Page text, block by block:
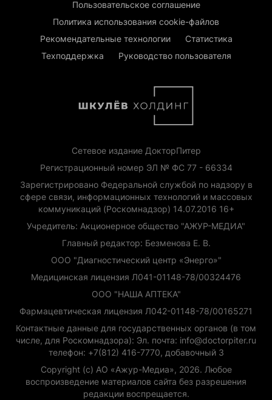
Пользовательское соглашение
Политика использования cookie-файлов
Рекомендательные технологии
Статистика
Техподдержка
Руководство пользователя
Сетевое издание ДокторПитер
Регистрационный номер ЭЛ № ФС 77 - 66334
Зарегистрировано Федеральной службой по надзору в
сфере связи, информационных технологий и массовых
коммуникаций (Роскомнадзор) 14.07.2016 16+
Учредитель: Акционерное общество "АЖУР-МЕДИА"
Главный редактор: Безменова Е. В.
ООО "Диагностический центр «Энерго»"
Медицинская лицензия Л041-01148-78/00324476
ООО "НАША АПТЕКА"
Фармацевтическая лицензия Л042-01148-78/00165271
Контактные данные для государственных органов (в том
числе, для Роскомнадзора): Эл. почта: info@doctorpiter.ru
телефон: +7(812) 416-7770, добавочный 3
Copyright (с) АО «Ажур-Медиа», 2026. Любое
воспроизведение материалов сайта без разрешения
редакции воспрещается.